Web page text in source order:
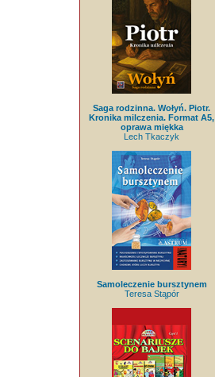
Saga rodzinna. Wołyń. Piotr.
Kronika milczenia. Format A5,
oprawa miękka
Lech Tkaczyk
Samoleczenie bursztynem
Teresa Stąpór